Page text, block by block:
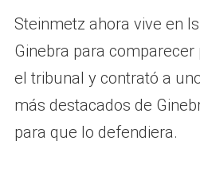
Steinmetz ahora vive en
Ginebra para
el tribunal y contrató a
más destacados de
para que lo defendiera.